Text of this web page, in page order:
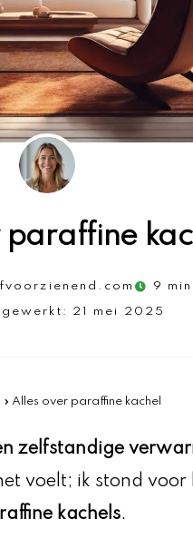
paraffine
9
21 mei 2025
» Alles over paraffine kachel
zelfstandige
voelt; ik stond voor
kachels.